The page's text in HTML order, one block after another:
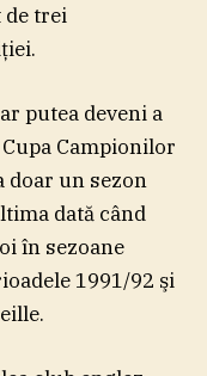
de trei
putea deveni a
Campionilor
doar un sezon
dată când
în sezoane
1991/92 şi